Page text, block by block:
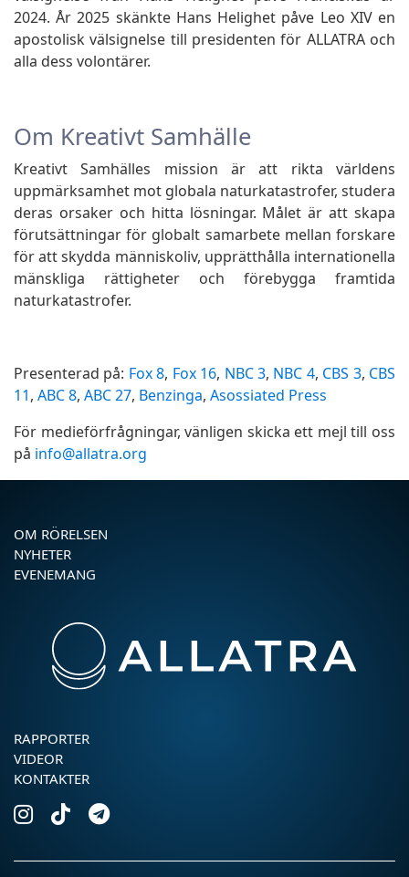
2024. År 2025 skänkte Hans Helighet påve Leo XIV en
apostolisk välsignelse till presidenten för ALLATRA och
alla dess volontärer.
Om Kreativt Samhälle
Kreativt Samhälles mission är att rikta världens
uppmärksamhet mot globala naturkatastrofer, studera
deras orsaker och hitta lösningar. Målet är att skapa
förutsättningar för globalt samarbete mellan forskare
för att skydda människoliv, upprätthålla internationella
mänskliga rättigheter och förebygga framtida
naturkatastrofer.
Presenterad på: Fox 8, Fox 16, NBC 3, NBC 4, CBS 3, CBS
11, ABC 8, ABC 27, Benzinga, Asossiated Press
För medieförfrågningar, vänligen skicka ett mejl till oss
på info@allatra.org
OM RÖRELSEN
NYHETER
EVENEMANG
RAPPORTER
VIDEOR
KONTAKTER